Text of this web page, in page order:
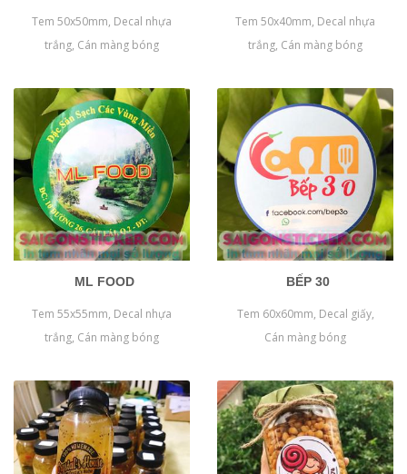
Tem 50x50mm, Decal nhựa
trắng, Cán màng bóng
Tem 50x40mm, Decal nhựa
trắng, Cán màng bóng
ML FOOD
Tem 55x55mm, Decal nhựa
trắng, Cán màng bóng
BẾP 30
Tem 60x60mm, Decal giấy,
Cán màng bóng